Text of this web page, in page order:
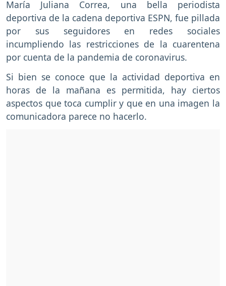
María Juliana Correa, una bella periodista
deportiva de la cadena deportiva ESPN, fue pillada
por sus seguidores en redes sociales
incumpliendo las restricciones de la cuarentena
por cuenta de la pandemia de coronavirus.
Si bien se conoce que la actividad deportiva en
horas de la mañana es permitida, hay ciertos
aspectos que toca cumplir y que en una imagen la
comunicadora parece no hacerlo.